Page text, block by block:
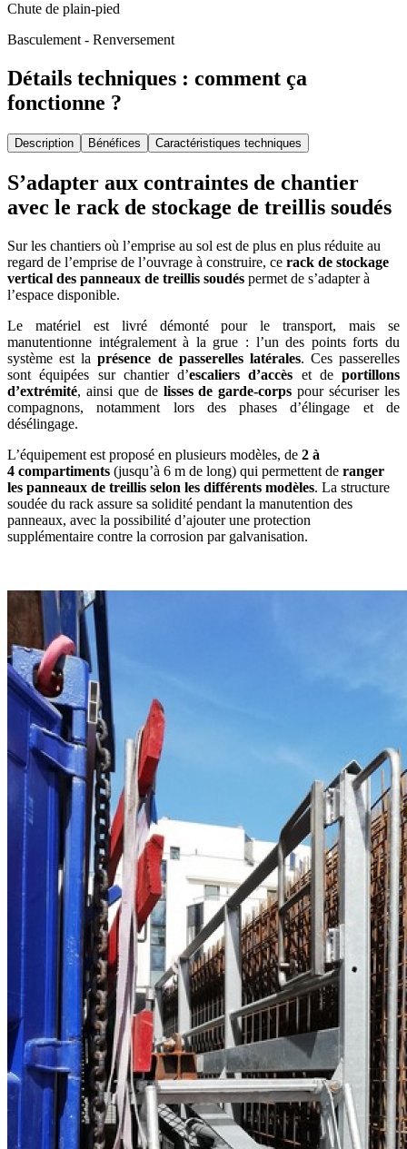
Chute de plain-pied
Basculement - Renversement
Détails techniques : comment ça
fonctionne ?
Description Bénéfices Caractéristiques techniques
S’adapter aux contraintes de chantier
avec le rack de stockage de treillis soudés
Sur les chantiers où l’emprise au sol est de plus en plus réduite au
regard de l’emprise de l’ouvrage à construire, ce rack de stockage
vertical des panneaux de treillis soudés permet de s’adapter à
l’espace disponible.
Le matériel est livré démonté pour le transport, mais se
manutentionne intégralement à la grue : l’un des points forts du
système est laprésence de passerelles latérales. Ces passerelles
sont équipées sur chantier d’escaliers d’accès et de portillons
d’extrémité, ainsi que de lisses de garde-corps pour sécuriser les
compagnons, notamment lors des phases d’élingage et de
désélingage.
L’équipement est proposé en plusieurs modèles, de 2 à
4 compartiments (jusqu’à 6 m de long) qui permettent de ranger
les panneaux de treillis selon les différents modèles. La structure
soudée du rack assure sa solidité pendant la manutention des
panneaux, avec la possibilité d’ajouter une protection
supplémentaire contre la corrosion par galvanisation.